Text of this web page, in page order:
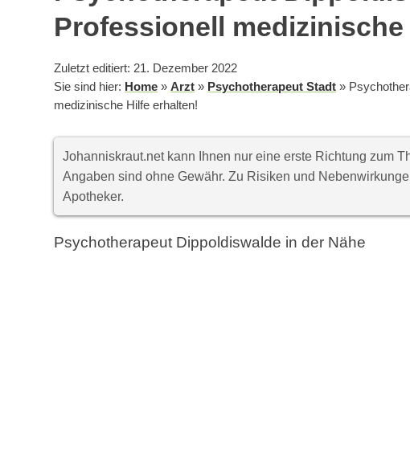
Professionell
Zuletzt editiert: 21. Dezember 2022
Sie sind hier: Home »Arzt » Psychotherapeut Stadt »
medizinische Hilfe erhalten!
Johanniskraut.net kann Ihnen nur eine erste Richtung zum
Angaben sind ohne Gewähr. Zu Risiken und
Apotheker.
Psychotherapeut Dippoldiswalde in der Nähe